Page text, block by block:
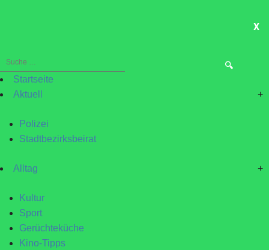
X
Suche
nach:Startseite
Aktuell
+
Polizei
Stadtbezirksbeirat
Alltag +
Kultur
Sport
Gerüchteküche
Kino-Tipps